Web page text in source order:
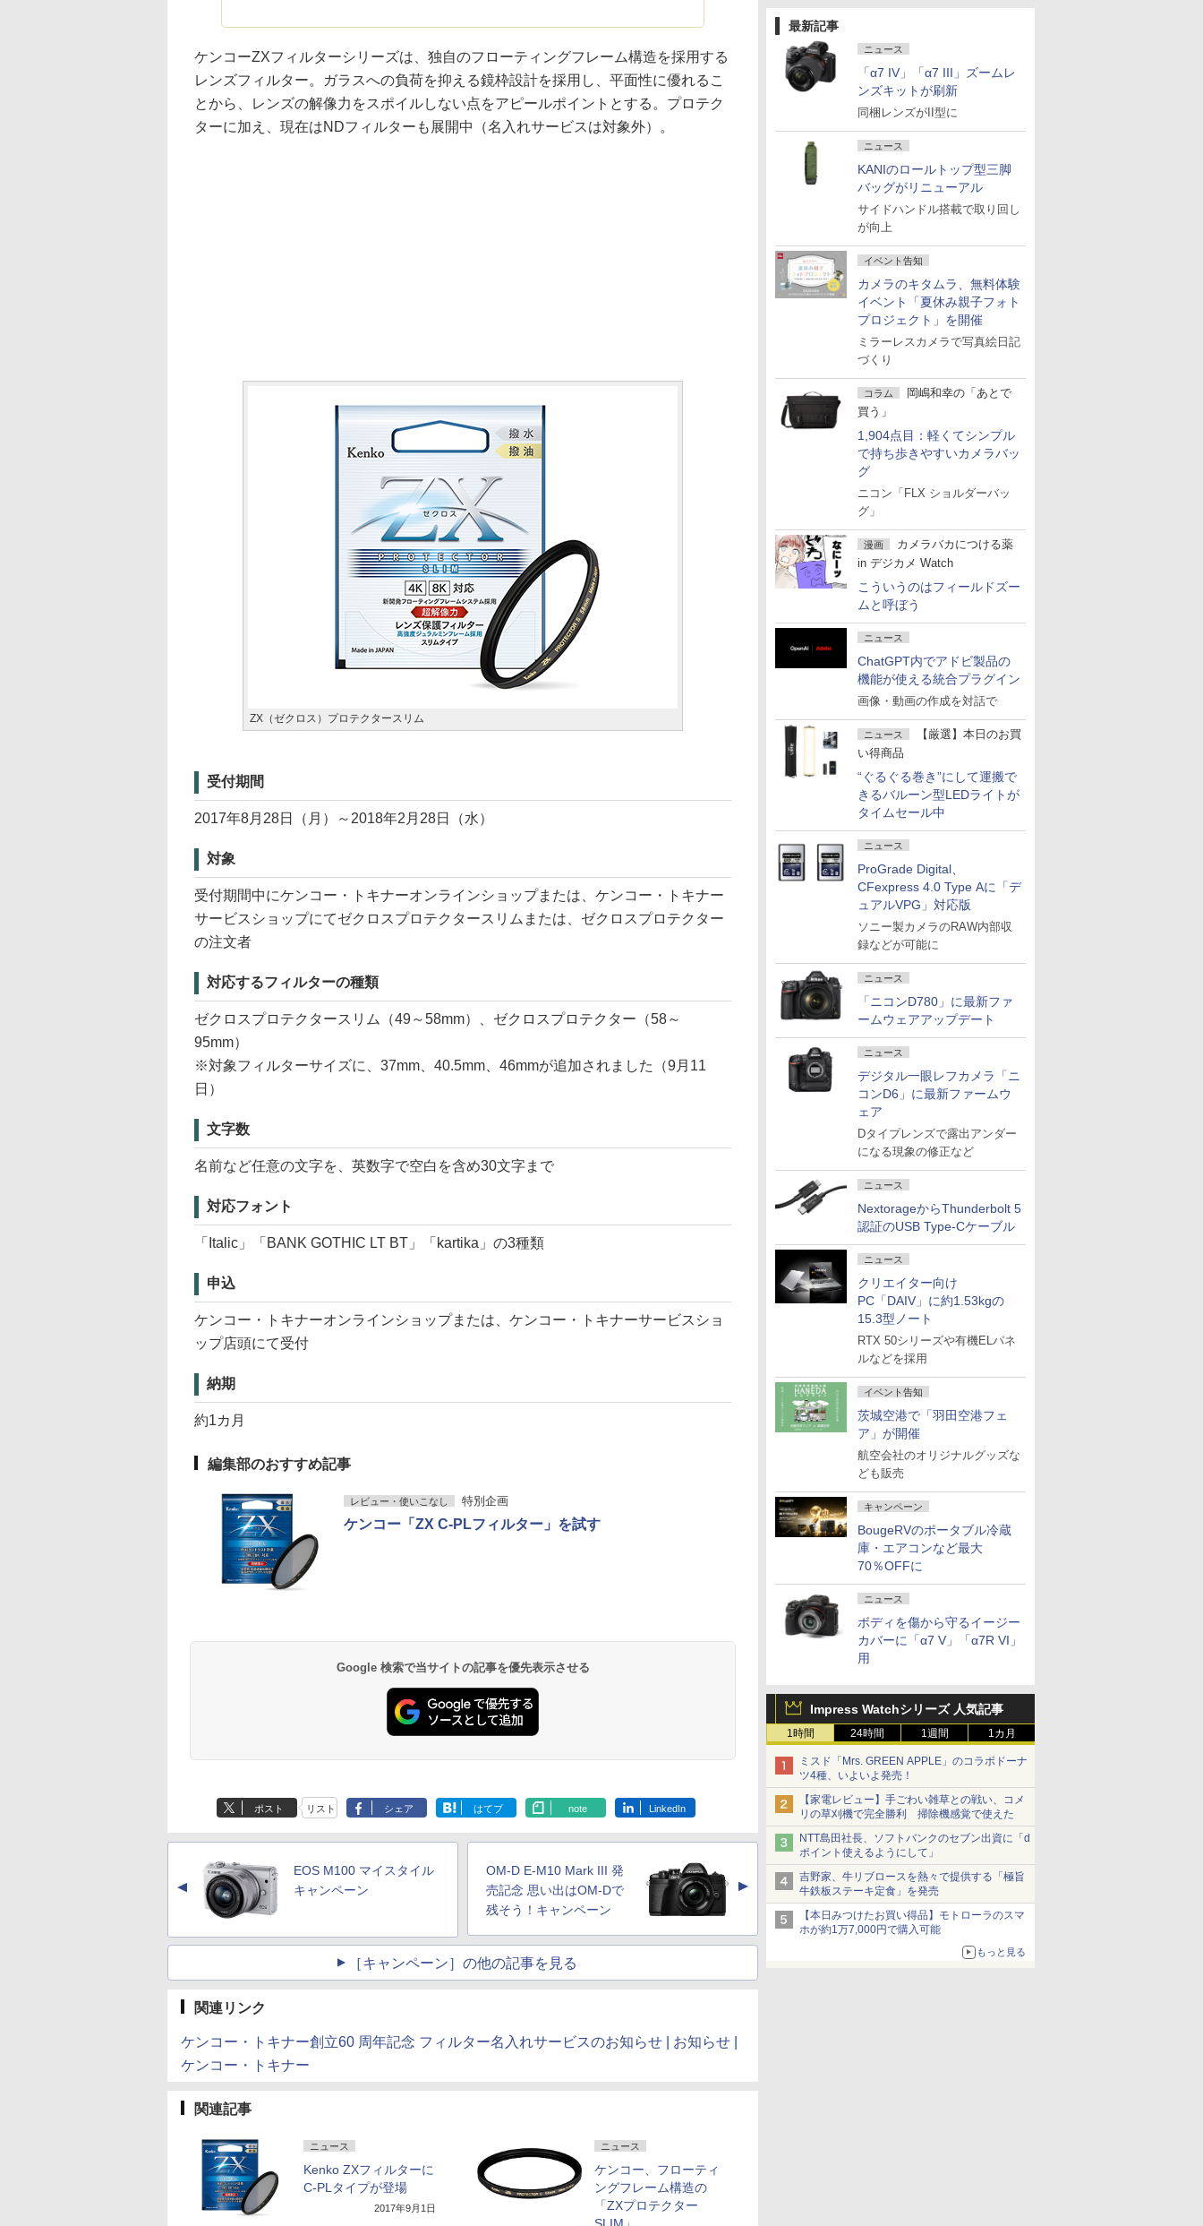
最新記事
ニュース
「α7 IV」「α7 III」ズームレ
ンズキットが刷新
同梱レンズがII型に
ニュース
KANIのロールトップ型三脚
バッグがリニューアル
サイドハンドル搭載で取り回し
が向上
イベント告知
カメラのキタムラ、無料体験
イベント「夏休み親子フォト
プロジェクト」を開催
ミラーレスカメラで写真絵日記
づくり
コラム
岡嶋和幸の「あとで
買う」
1,904点目：軽くてシンプル
で持ち歩きやすいカメラバッ
グ
ニコン「FLX ショルダーバッ
グ」
漫画
カメラバカにつける薬
in デジカメ Watch
こういうのはフィールドズー
ムと呼ぼう
ニュース
ChatGPT内でアドビ製品の
機能が使える統合プラグイン
画像・動画の作成を対話で
ニュース
【厳選】本日のお買
い得商品
“ぐるぐる巻き”にして運搬で
きるバルーン型LEDライトが
タイムセール中
ニュース
ProGrade Digital、
CFexpress 4.0 Type Aに「デ
ュアルVPG」対応版
ソニー製カメラのRAW内部収
録などが可能に
ニュース
「ニコンD780」に最新ファ
ームウェアアップデート
ニュース
デジタル一眼レフカメラ「ニ
コンD6」に最新ファームウ
ェア
Dタイプレンズで露出アンダー
になる現象の修正など
ニュース
NextorageからThunderbolt 5
認証のUSB Type-Cケーブル
ニュース
クリエイター向け
PC「DAIV」に約1.53kgの
15.3型ノート
RTX 50シリーズや有機ELパネ
ルなどを採用
イベント告知
茨城空港で「羽田空港フェ
ア」が開催
航空会社のオリジナルグッズな
ども販売
キャンペーン
BougeRVのポータブル冷蔵
庫・エアコンなど最大
70％OFFに
ニュース
ボディを傷から守るイージー
カバーに「α7 V」「α7R VI」
用
Impress Watchシリーズ 人気記事
1時間 24時間 1週間 1カ月
ミスド「Mrs. GREEN APPLE」のコラボドーナ
ツ4種、いよいよ発売！
【家電レビュー】手ごわい雑草との戦い、コメ
リの草刈機で完全勝利 掃除機感覚で使えた
NTT島田社長、ソフトバンクのセブン出資に「d
ポイント使えるようにして」
吉野家、牛リブロースを熱々で提供する「極旨
牛鉄板ステーキ定食」を発売
【本日みつけたお買い得品】モトローラのスマ
ホが約1万7,000円で購入可能
もっと見る
ケンコーZXフィルターシリーズは、独自のフローティングフレーム構造を採用する
レンズフィルター。ガラスへの負荷を抑える鏡枠設計を採用し、平面性に優れるこ
とから、レンズの解像力をスポイルしない点をアピールポイントとする。プロテク
ターに加え、現在はNDフィルターも展開中（名入れサービスは対象外）。
ZX（ゼクロス）プロテクタースリム
受付期間
2017年8月28日（月）～2018年2月28日（水）
対象
受付期間中にケンコー・トキナーオンラインショップまたは、ケンコー・トキナー
サービスショップにてゼクロスプロテクタースリムまたは、ゼクロスプロテクター
の注文者
対応するフィルターの種類
ゼクロスプロテクタースリム（49～58mm）、ゼクロスプロテクター（58～
95mm）
※対象フィルターサイズに、37mm、40.5mm、46mmが追加されました（9月11
日）
文字数
名前など任意の文字を、英数字で空白を含め30文字まで
対応フォント
「Italic」「BANK GOTHIC LT BT」「kartika」の3種類
申込
ケンコー・トキナーオンラインショップまたは、ケンコー・トキナーサービスショ
ップ店頭にて受付
納期
約1カ月
編集部のおすすめ記事
レビュー・使いこなし 特別企画
ケンコー「ZX C-PLフィルター」を試す
Google 検索で当サイトの記事を優先表示させる
ポスト リスト シェア はてブ note LinkedIn
▲
EOS M100 マイスタイル
キャンペーン
OM-D E-M10 Mark III 発
売記念 思い出はOM-Dで
残そう！キャンペーン
▲
［キャンペーン］の他の記事を見る
関連リンク
ケンコー・トキナー創立60 周年記念 フィルター名入れサービスのお知らせ | お知らせ |
ケンコー・トキナー
関連記事
ニュース
Kenko ZXフィルターに
C-PLタイプが登場
2017年9月1日
ニュース
ケンコー、フローティ
ングフレーム構造の
「ZXプロテクター
SLIM」